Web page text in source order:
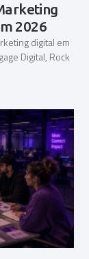
2026
digital em
Digital, Rock